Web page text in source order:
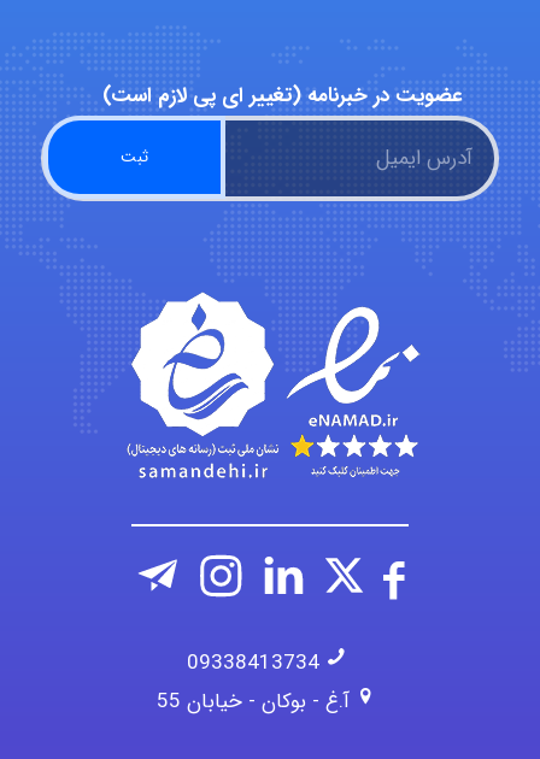
Niloofar
USER124
malekf
abolfazlkoshehe
abolfazlkoshehe
عضویت در خبرنامه (تغییر ای پی لازم است)
09338413734
آ.غ - بوکان - خیابان 55